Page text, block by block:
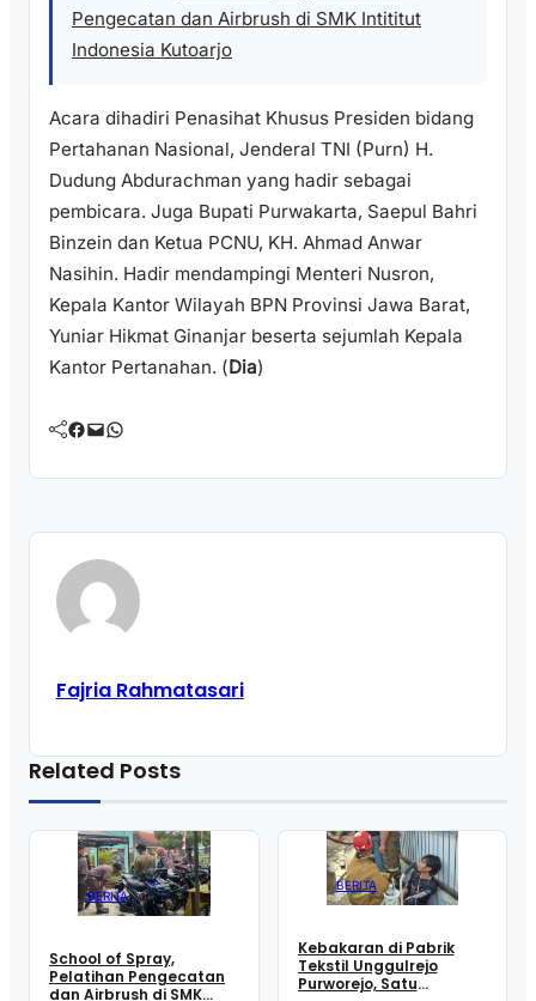
Pengecatan dan Airbrush di SMK Intititut
Indonesia Kutoarjo
Acara dihadiri Penasihat Khusus Presiden bidang
Pertahanan Nasional, Jenderal TNI (Purn) H.
Dudung Abdurachman yang hadir sebagai
pembicara. Juga Bupati Purwakarta, Saepul Bahri
Binzein dan Ketua PCNU, KH. Ahmad Anwar
Nasihin. Hadir mendampingi Menteri Nusron,
Kepala Kantor Wilayah BPN Provinsi Jawa Barat,
Yuniar Hikmat Ginanjar beserta sejumlah Kepala
Kantor Pertanahan. (Dia)
Facebook Mail WhatsApp
Fajria Rahmatasari
Related Posts
BERITA
School of Spray,
Pelatihan Pengecatan
dan Airbrush di SMK
BERITA
Kebakaran di Pabrik
Tekstil Unggulrejo
Purworejo, Satu